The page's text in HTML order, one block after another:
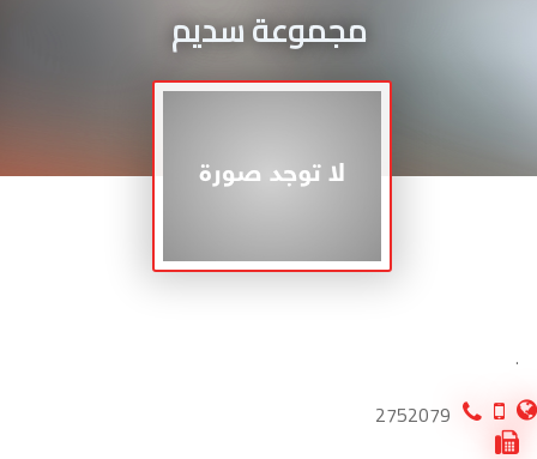
مجموعة سديم
.
2752079